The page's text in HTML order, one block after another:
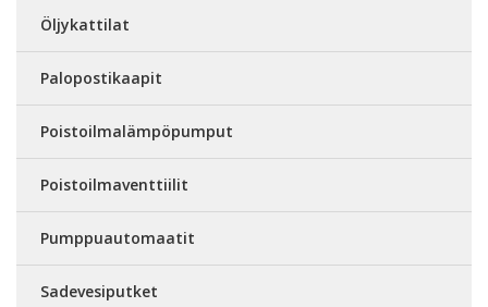
Öljykattilat
Palopostikaapit
Poistoilmalämpöpumput
Poistoilmaventtiilit
Pumppuautomaatit
Sadevesiputket